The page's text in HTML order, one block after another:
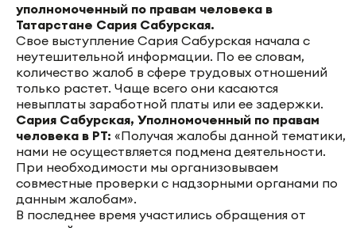
уполномоченный по правам человека в
Татарстане Сария Сабурская.
Свое выступление Сария Сабурская начала с
неутешительной информации. По ее словам,
количество жалоб в сфере трудовых отношений
только растет. Чаще всего они касаются
невыплаты заработной платы или ее задержки.
Сария Сабурская, Уполномоченный по правам
человека в РТ: «Получая жалобы данной тематики,
нами не осуществляется подмена деятельности.
При необходимости мы организовываем
совместные проверки с надзорными органами по
данным жалобам».
В последнее время участились обращения от